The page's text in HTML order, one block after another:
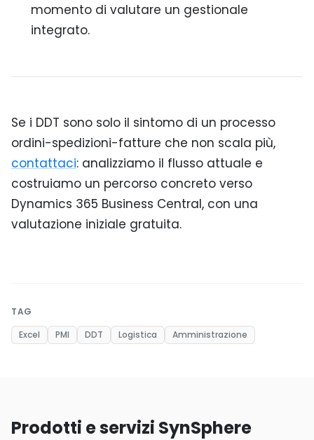
momento di valutare un gestionale
integrato.
Se i DDT sono solo il sintomo di un processo
ordini-spedizioni-fatture che non scala più,
contattaci: analizziamo il flusso attuale e
costruiamo un percorso concreto verso
Dynamics 365 Business Central, con una
valutazione iniziale gratuita.
TAG
Excel
PMI DDT Logistica Amministrazione
Prodotti e servizi SynSphere